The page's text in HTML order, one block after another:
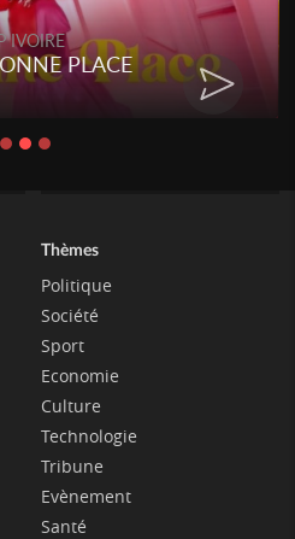
IVOIRE
PLACE
Thèmes
Politique
Société
Sport
Economie
Culture
Technologie
Tribune
Evènement
Santé